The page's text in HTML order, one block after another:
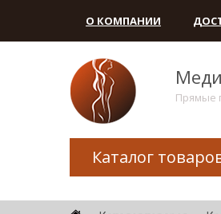
О КОМПАНИИ
Прямые
Каталог